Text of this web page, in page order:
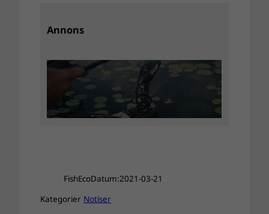
Annons
FishEcoDatum:2021-03-21
Kategorier Notiser